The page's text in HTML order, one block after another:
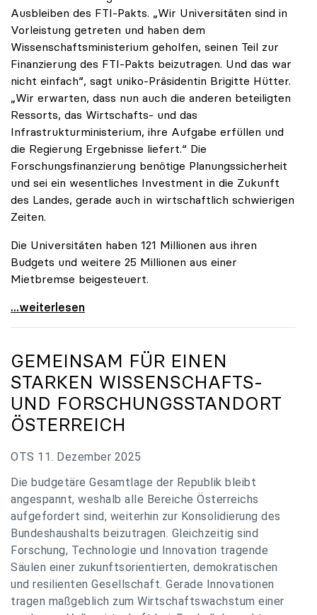
Ausbleiben des FTI-Pakts. „Wir Universitäten sind in
Vorleistung getreten und haben dem
Wissenschaftsministerium geholfen, seinen Teil zur
Finanzierung des FTI-Pakts beizutragen. Und das war
nicht einfach“, sagt uniko-Präsidentin Brigitte Hütter.
„Wir erwarten, dass nun auch die anderen beteiligten
Ressorts, das Wirtschafts- und das
Infrastrukturministerium, ihre Aufgabe erfüllen und
die Regierung Ergebnisse liefert.“ Die
Forschungsfinanzierung benötige Planungssicherheit
und sei ein wesentliches Investment in die Zukunft
des Landes, gerade auch in wirtschaftlich schwierigen
Zeiten.
Die Universitäten haben 121 Millionen aus ihren
Budgets und weitere 25 Millionen aus einer
Mietbremse beigesteuert.
„Verzögerung unverständlich“: Universitäten
...weiterlesen
GEMEINSAM FÜR EINEN
STARKEN WISSENSCHAFTS-
UND FORSCHUNGSSTANDORT
ÖSTERREICH
OTS 11. Dezember 2025
Die budgetäre Gesamtlage der Republik bleibt
angespannt, weshalb alle Bereiche Österreichs
aufgefordert sind, weiterhin zur Konsolidierung des
Bundeshaushalts beizutragen. Gleichzeitig sind
Forschung, Technologie und Innovation tragende
Säulen einer zukunftsorientierten, demokratischen
und resilienten Gesellschaft. Gerade Innovationen
tragen maßgeblich zum Wirtschaftswachstum einer